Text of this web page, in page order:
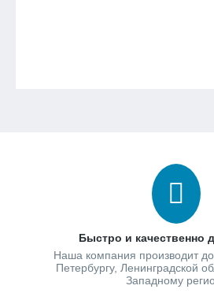
Быстро и качественно
Наша компания производит
Петербургу, Ленинградской
Западному